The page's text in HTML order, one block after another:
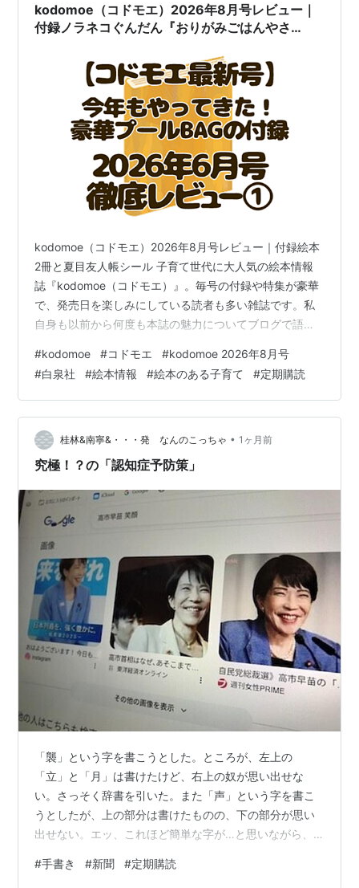
kodomoe（コドモエ）2026年8月号レビュー｜
付録ノラネコぐんだん『おりがみごはんやさ
帳』ニャンコ先生シール
kodomoe（コドモエ）2026年8月号レビュー｜付録絵本
2冊と夏目友人帳シール 子育て世代に大人気の絵本情報
誌『kodomoe（コドモエ）』。毎号の付録や特集が豪華
で、発売日を楽しみにしている読者も多い雑誌です。私
自身も以前から何度も本誌の魅力についてブログで語っ
をスタートし、発売日に近いタイミングで自宅に届く安
心感とワクワクを味わえるようになりました。 せっかく
定期購読を始めたので、2025年10月号から毎号の感想や
付録レビューを「最新号レビュー」として投稿してきま
した。 そして今回の2026年8月号は、定期購読2年目の
最初の1冊。 …
#kodomoe #コドモエ #kodomoe 2026年8月号
#白泉社 #絵本情報 #絵本のある子育て #定期購読
桂林&南寧&・・・発 なんのこっちゃ • 1ヶ月前
究極！？の「認知症予防策」
「襲」という字を書こうとした。ところが、左上の
「立」と「月」は書けたけど、右上の奴が思い出せな
い。さっそく辞書を引いた。また「声」という字を書こ
うとしたが、上の部分は書けたものの、下の部分が思い
出せない。エッ、これほど簡単な字が…と思いながら、
である。昔の人たちはよくもこんな難しい字を書いてい
#手書き #新聞 #定期購読